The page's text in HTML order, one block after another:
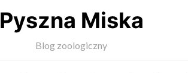
Pyszna Miska
Blog zoologiczny